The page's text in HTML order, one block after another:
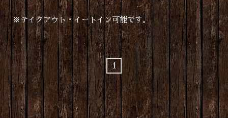
※テイクアウト・イートイン可能です。
1